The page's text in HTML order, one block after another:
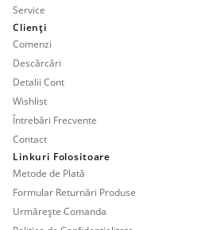
Service
Clienți
Comenzi
Descărcări
Detalii Cont
Wishlist
Întrebări Frecvente
Contact
Linkuri Folositoare
Metode de Plată
Formular Returnări Produse
Urmărește Comanda